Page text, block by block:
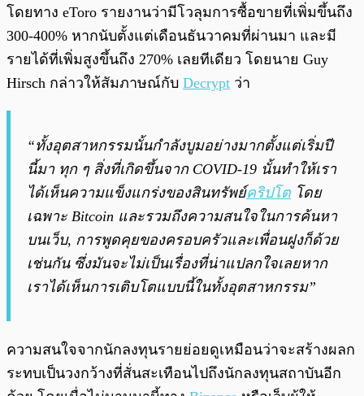
โดยทาง eToro รายงานว่ามีโวลุมการซื้อขายที่เพิ่มขึ้นถึง
300-400% หากนับตั้งแต่เดือนธันวาคมที่ผ่านมา และมี
รายได้ที่เพิ่มสูงขึ้นถึง 270% เลยทีเดียว โดยนาย Guy
Hirsch กล่าวให้สัมภาษณ์กับ Decrypt ว่า
“ทั้งอุตสาหกรรมนั้นกำลังบูมอย่างมากตั้งแต่เริ่มปี
นี้มา ทุก ๆ สิ่งที่เกิดขึ้นจาก COVID-19 นั้นทำให้เรา
ได้เห็นความแข็งแกร่งของสินทรัพย์คริปโต โดย
เฉพาะ Bitcoin และรวมถึงความสนใจในการค้นหา
บนเว็บ, การพูดคุยของครอบครัวและเพื่อนฝูงก็ด้วย
เช่นกัน ซึ่งมันจะไม่เป็นเรื่องที่น่าแปลกใจเลยหาก
เราได้เห็นการเติบโตแบบนี้ในทั้งอุตสาหกรรม”
ความสนใจจากนักลงทุนรายย่อยดูเหมือนว่าจะสร้างผลก
ระทบเป็นวงกว้างที่สั่นสะเทือนไปถึงนักลงทุนสถาบันอีก